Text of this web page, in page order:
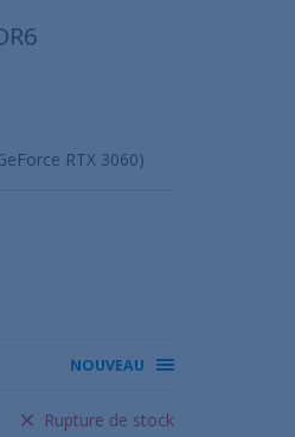
RTX 3060)
NOUVEAU
Rupture de stock